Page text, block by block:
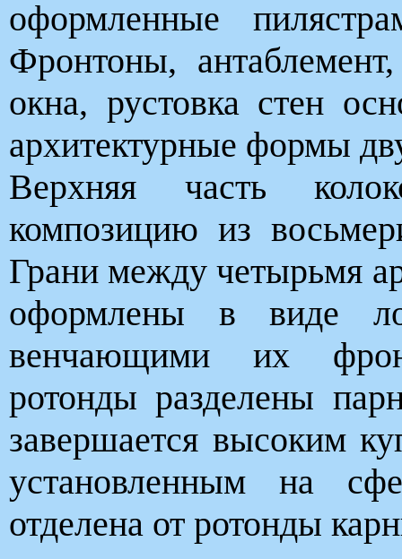
оформленные
Фронтоны,
окна, рустовка стен
архитектурные формы
Верхняя часть
композицию из
Грани между четырьмя
оформлены в виде
венчающими их
ротонды разделены
завершается высоким
установленным на
отделена от ротонды